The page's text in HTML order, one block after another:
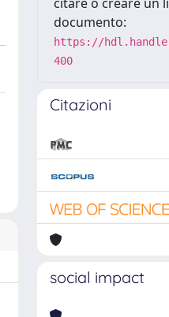
documento:
https://
400
Citazioni
social impact